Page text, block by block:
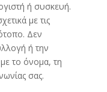
ή συσκευή.
με τις
Δεν
ή την
το όνομα, τη
σας.